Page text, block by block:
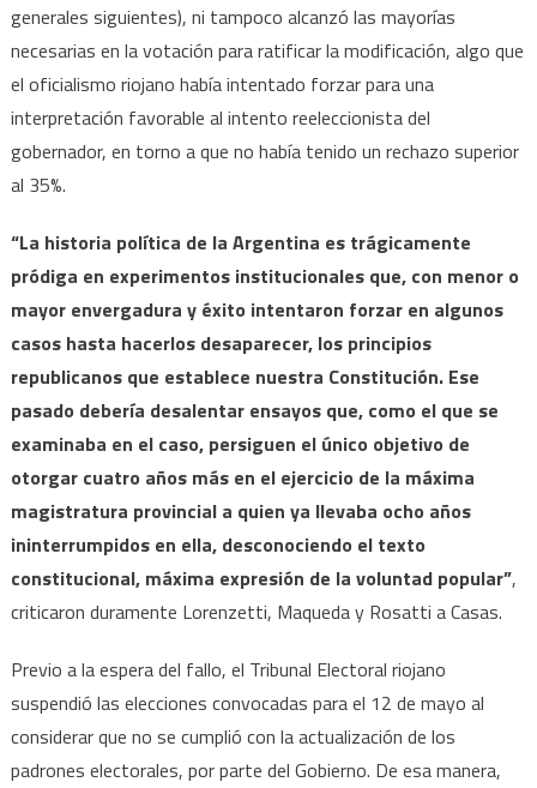
generales siguientes), ni tampoco alcanzó las mayorías
necesarias en la votación para ratificar la modificación, algo que
el oficialismo riojano había intentado forzar para una
interpretación favorable al intento reeleccionista del
gobernador, en torno a que no había tenido un rechazo superior
al 35%.
“La historia política de la Argentina es trágicamente
pródiga en experimentos institucionales que, con menor o
mayor envergadura y éxito intentaron forzar en algunos
casos hasta hacerlos desaparecer, los principios
republicanos que establece nuestra Constitución. Ese
pasado debería desalentar ensayos que, como el que se
examinaba en el caso, persiguen el único objetivo de
otorgar cuatro años más en el ejercicio de la máxima
magistratura provincial a quien ya llevaba ocho años
ininterrumpidos en ella, desconociendo el texto
constitucional, máxima expresión de la voluntad popular”,
criticaron duramente Lorenzetti, Maqueda y Rosatti a Casas.
Previo a la espera del fallo, el Tribunal Electoral riojano
suspendió las elecciones convocadas para el 12 de mayo al
considerar que no se cumplió con la actualización de los
padrones electorales, por parte del Gobierno. De esa manera,